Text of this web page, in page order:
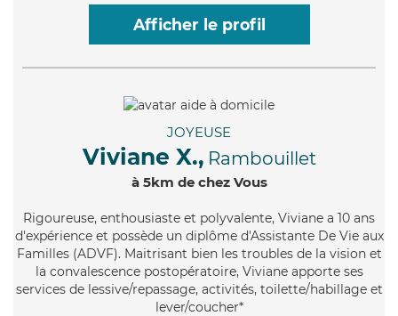
Afficher le profil
JOYEUSE
Viviane X., Rambouillet
à 5km de chez Vous
Rigoureuse, enthousiaste et polyvalente, Viviane a 10 ans
d'expérience et possède un diplôme d'Assistante De Vie aux
Familles (ADVF). Maitrisant bien les troubles de la vision et
la convalescence postopératoire, Viviane apporte ses
services de lessive/repassage, activités, toilette/habillage et
lever/coucher*